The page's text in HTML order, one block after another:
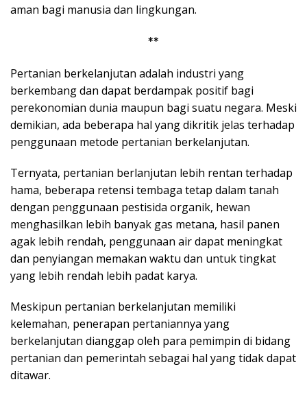
aman bagi manusia dan lingkungan.
**
Pertanian berkelanjutan adalah industri yang
berkembang dan dapat berdampak positif bagi
perekonomian dunia maupun bagi suatu negara. Meski
demikian, ada beberapa hal yang dikritik jelas terhadap
penggunaan metode pertanian berkelanjutan.
Ternyata, pertanian berlanjutan lebih rentan terhadap
hama, beberapa retensi tembaga tetap dalam tanah
dengan penggunaan pestisida organik, hewan
menghasilkan lebih banyak gas metana, hasil panen
agak lebih rendah, penggunaan air dapat meningkat
dan penyiangan memakan waktu dan untuk tingkat
yang lebih rendah lebih padat karya.
Meskipun pertanian berkelanjutan memiliki
kelemahan, penerapan pertaniannya yang
berkelanjutan dianggap oleh para pemimpin di bidang
pertanian dan pemerintah sebagai hal yang tidak dapat
ditawar.